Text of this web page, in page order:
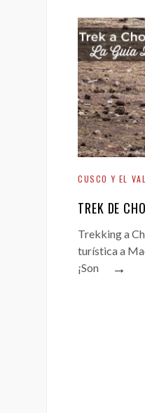
CUSCO Y EL
TREK DE
Trekking a
turística a
¡Son
→